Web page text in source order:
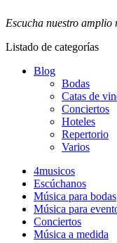
Escucha nuestro amplio
Listado de categorías
Blog
Bodas
Catas de
Conciertos
Hoteles
Repertorio
Varios
4musicos
Escúchanos
Música para bodas
Música para
Conciertos
Música a medida